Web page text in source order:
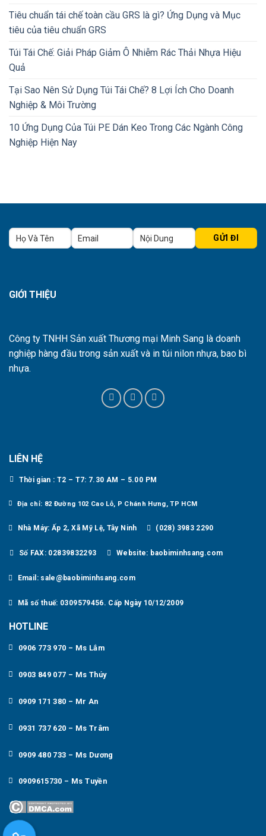
Tiêu chuẩn tái chế toàn cầu GRS là gì? Ứng Dụng và Mục
tiêu của tiêu chuẩn GRS
Túi Tái Chế: Giải Pháp Giảm Ô Nhiễm Rác Thải Nhựa Hiệu
Quả
Tại Sao Nên Sử Dụng Túi Tái Chế? 8 Lợi Ích Cho Doanh
Nghiệp & Môi Trường
10 Ứng Dụng Của Túi PE Dán Keo Trong Các Ngành Công
Nghiệp Hiện Nay
GIỚI THIỆU
Công ty TNHH Sản xuất Thương mại Minh Sang là doanh
nghiệp hàng đầu trong sản xuất và in túi nilon nhựa, bao bì
nhựa.
LIÊN HỆ
Thời gian : T2 – T7: 7.30 AM – 5.00 PM
Địa chỉ: 82 Đường 102 Cao Lỗ, P Chánh Hưng, TP HCM
Nhà Máy: Ấp 2, Xã Mỹ Lệ, Tây Ninh (028) 3983 2290
Số FAX: 02839832293 Website: baobiminhsang.com
Email: sale@baobiminhsang.com
Mã số thuế: 0309579456. Cấp Ngày 10/12/2009
HOTLINE
0906 773 970 – Ms Lắm
0903 849 077 – Ms Thúy
0909 171 380 – Mr An
0931 737 620 – Ms Trâm
0909 480 733 – Ms Dương
0909615730 – Ms Tuyền